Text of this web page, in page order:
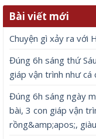
Bài viết mới
Chuyện gì xảy ra với
Đúng 6h sáng thứ
giáp vận trình như cá
Đúng 6h sáng ngày
bài, 3 con giáp vận
rồng&amp;apos;,